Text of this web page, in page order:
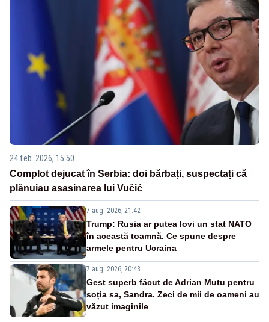
24 feb. 2026, 15:50
Complot dejucat în Serbia: doi bărbați, suspectați că
plănuiau asasinarea lui Vučić
7 aug. 2026, 21:42
Trump: Rusia ar putea lovi un stat NATO
în această toamnă. Ce spune despre
armele pentru Ucraina
7 aug. 2026, 20:43
Gest superb făcut de Adrian Mutu pentru
soția sa, Sandra. Zeci de mii de oameni au
văzut imaginile